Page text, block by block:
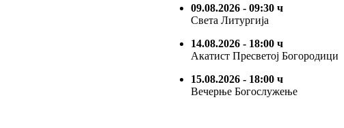
09.08.2026 - 09:30 ч
Света Литургија
14.08.2026 - 18:00 ч
Акатист Пресветој Богородици
15.08.2026 - 18:00 ч
Вечерње Богослужење